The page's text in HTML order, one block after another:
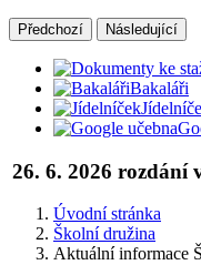
Předchozí Následující
Bakaláři
26. 6. 2026 rozdání
Úvodní stránka
Školní družina
Aktuální informace